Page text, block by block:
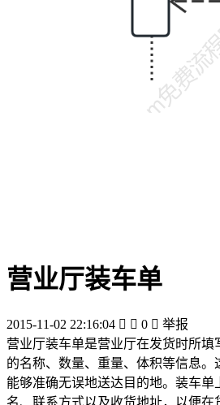
营业厅装车单
2015-11-02 22:16:04   0  举报
营业厅装车单是营业厅在发货时所
的名称、数量、重量、体积等信息
能够准确无误地送达目的地。装车单
名、联系方式以及收货地址，以便在